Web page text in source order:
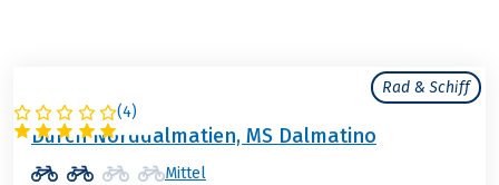
Rad & Schiff
(4)
KROATIEN
Durch Norddalmatien, MS Dalmatino
Mittel